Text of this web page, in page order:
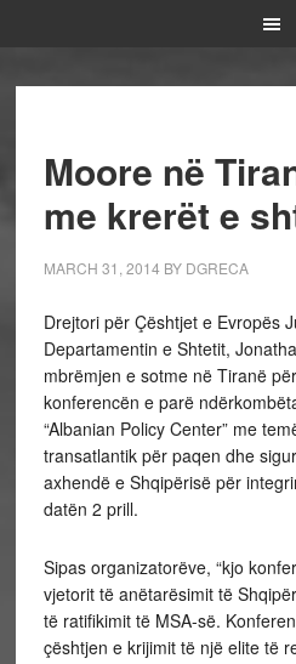
Moore në
me krerët e
MARCH 31, 2014 BY DGRECA
Drejtori për Çështjet e Evropës
Departamentin e Shtetit,
mbrëmjen e sotme në Tiranë
konferencën e parë
“Albanian Policy Center” me
transatlantik për paqen dhe
axhendë e Shqipërisë për
datën 2 prill.
Sipas organizatorëve, “kjo
vjetorit të anëtarësimit të
të ratifikimit të MSA-së.
çështjen e krijimit të një elite të